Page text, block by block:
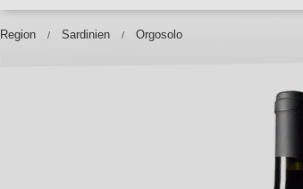
Region Sardinien Orgosolo